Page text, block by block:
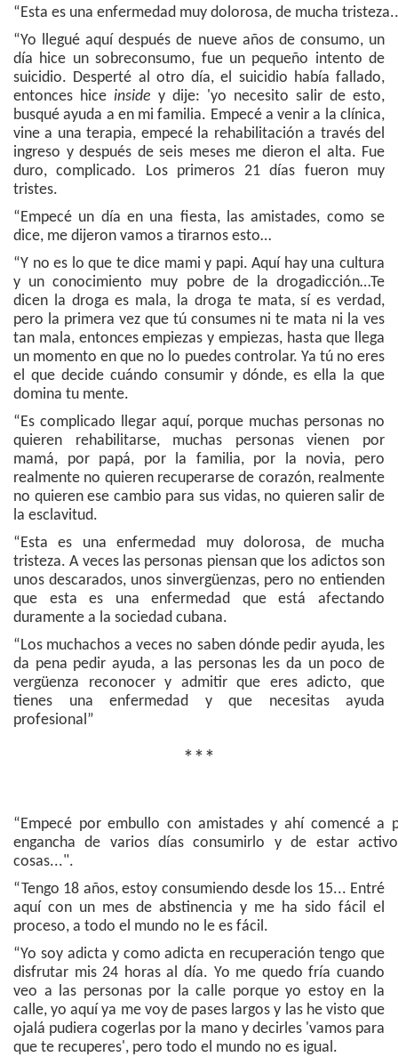
“Esta es una enfermedad muy dolorosa, de mucha
“Yo llegué aquí después de nueve años de consumo, un
día hice un sobreconsumo, fue un pequeño intento de
suicidio. Desperté al otro día, el suicidio había fallado,
entonces hice inside y dije: 'yo necesito salir de esto,
busqué ayuda a en mi familia. Empecé a venir a la clínica,
vine a una terapia, empecé la rehabilitación a través del
ingreso y después de seis meses me dieron el alta. Fue
duro, complicado. Los primeros 21 días fueron muy
tristes.
“Empecé un día en una fiesta, las amistades, como se
dice, me dijeron vamos a tirarnos esto…
“Y no es lo que te dice mami y papi. Aquí hay una cultura
y un conocimiento muy pobre de la drogadicción…Te
dicen la droga es mala, la droga te mata, sí es verdad,
pero la primera vez que tú consumes ni te mata ni la ves
tan mala, entonces empiezas y empiezas, hasta que llega
un momento en que no lo puedes controlar. Ya tú no eres
el que decide cuándo consumir y dónde, es ella la que
domina tu mente.
“Es complicado llegar aquí, porque muchas personas no
quieren rehabilitarse, muchas personas vienen por
mamá, por papá, por la familia, por la novia, pero
realmente no quieren recuperarse de corazón, realmente
no quieren ese cambio para sus vidas, no quieren salir de
la esclavitud.
“Esta es una enfermedad muy dolorosa, de mucha
tristeza. A veces las personas piensan que los adictos son
unos descarados, unos sinvergüenzas, pero no entienden
que esta es una enfermedad que está afectando
duramente a la sociedad cubana.
“Los muchachos a veces no saben dónde pedir ayuda, les
da pena pedir ayuda, a las personas les da un poco de
vergüenza reconocer y admitir que eres adicto, que
tienes una enfermedad y que necesitas ayuda
profesional”
***
“Empecé por embullo con amistades y ahí comencé a
engancha de varios días consumirlo y de estar
cosas...".
“Tengo 18 años, estoy consumiendo desde los 15... Entré
aquí con un mes de abstinencia y me ha sido fácil el
proceso, a todo el mundo no le es fácil.
“Yo soy adicta y como adicta en recuperación tengo que
disfrutar mis 24 horas al día. Yo me quedo fría cuando
veo a las personas por la calle porque yo estoy en la
calle, yo aquí ya me voy de pases largos y las he visto que
ojalá pudiera cogerlas por la mano y decirles 'vamos para
que te recuperes', pero todo el mundo no es igual.